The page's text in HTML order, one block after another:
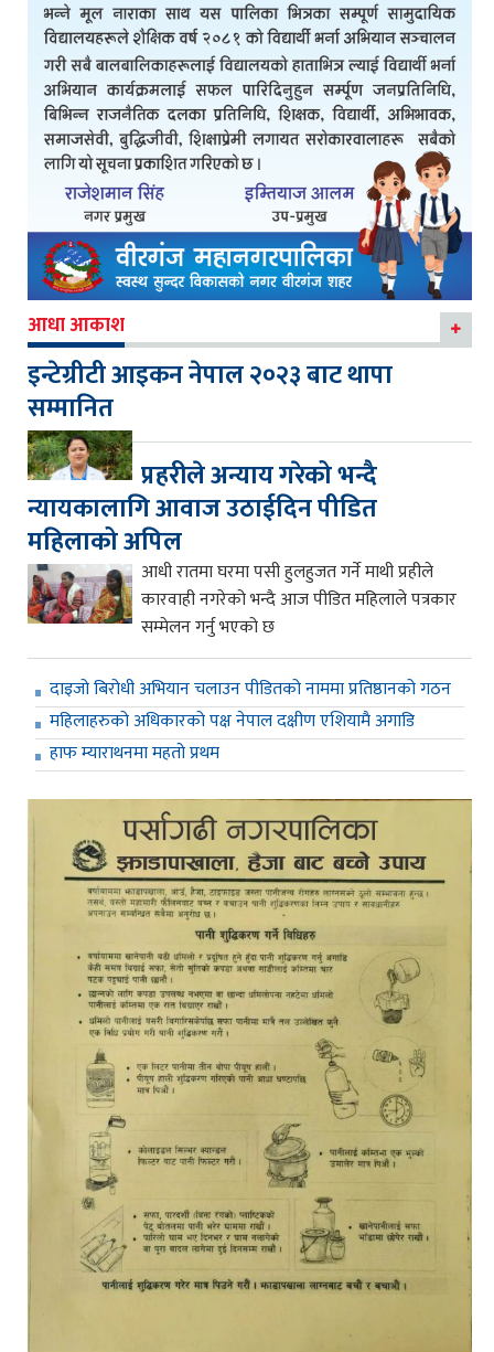
आधा आकाश
इन्टेग्रीटी आइकन नेपाल २०२३ बाट थापा
सम्मानित
प्रहरीले अन्याय गरेको भन्दै
न्यायकालागि आवाज उठाईदिन पीडित
महिलाको अपिल
आधी रातमा घरमा पसी हुलहुजत गर्ने माथी प्रहीले
कारवाही नगरेको भन्दै आज पीडित महिलाले पत्रकार
सम्मेलन गर्नु भएको छ
दाइजो बिरोधी अभियान चलाउन पीडितको नाममा प्रतिष्ठानको गठन
महिलाहरुको अधिकारको पक्ष नेपाल दक्षीण एशियामै अगाडि
हाफ म्याराथनमा महतो प्रथम